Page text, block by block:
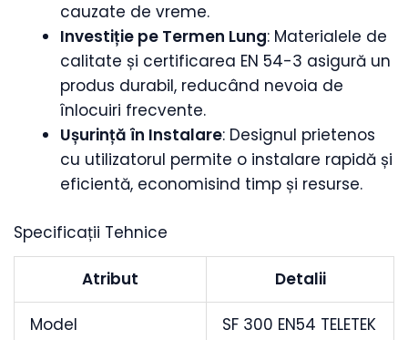
cauzate de vreme.
Investiție pe Termen Lung: Materialele de
calitate și certificarea EN 54-3 asigură un
produs durabil, reducând nevoia de
înlocuiri frecvente.
Ușurință în Instalare: Designul prietenos
cu utilizatorul permite o instalare rapidă și
eficientă, economisind timp și resurse.
Specificații Tehnice
Atribut Detalii
Model SF 300 EN54 TELETEK